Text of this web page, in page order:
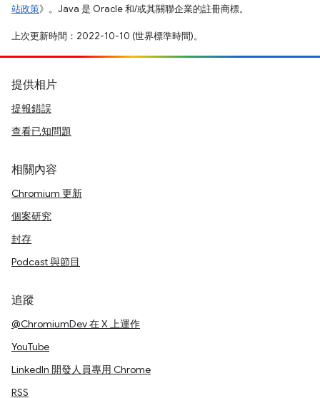
站政策》。Java 是 Oracle 和/或其關聯企業的註冊商標。
上次更新時間：2022-10-10 (世界標準時間)。
提供相片
提報錯誤
查看已知問題
相關內容
Chromium 更新
個案研究
封存
Podcast 與節目
追蹤
@ChromiumDev 在 X 上運作
YouTube
LinkedIn 開發人員專用 Chrome
RSS